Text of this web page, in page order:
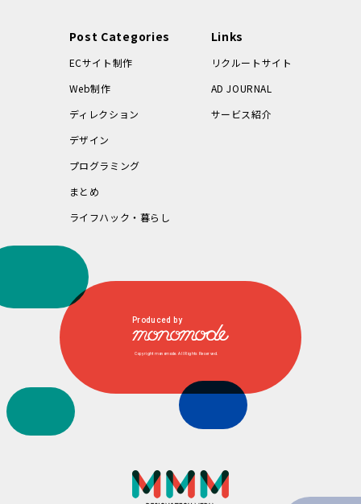
Post Categories
ECサイト制作
Web制作
ディレクション
デザイン
プログラミング
まとめ
ライフハック・暮らし
Links
リクルートサイト
AD JOURNAL
サービス紹介
Produced by
Copyright monomode. All Rights Reserved.